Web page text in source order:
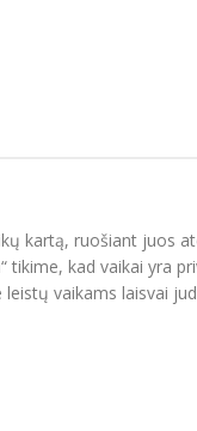
kartą, ruošiant juos
kad vaikai yra
vaikams laisvai